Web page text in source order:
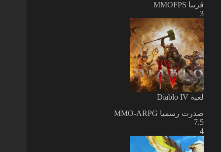
قريبا MMOFPS
3
لعبة Diablo IV
صدرت رسميا MMO-ARPG
7.5
4